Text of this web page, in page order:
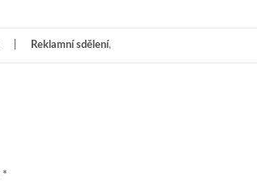
Reklamní sdělení,
*